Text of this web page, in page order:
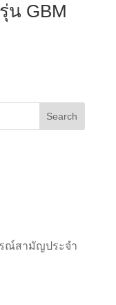
น GBM
ณ์สามัญประจำ